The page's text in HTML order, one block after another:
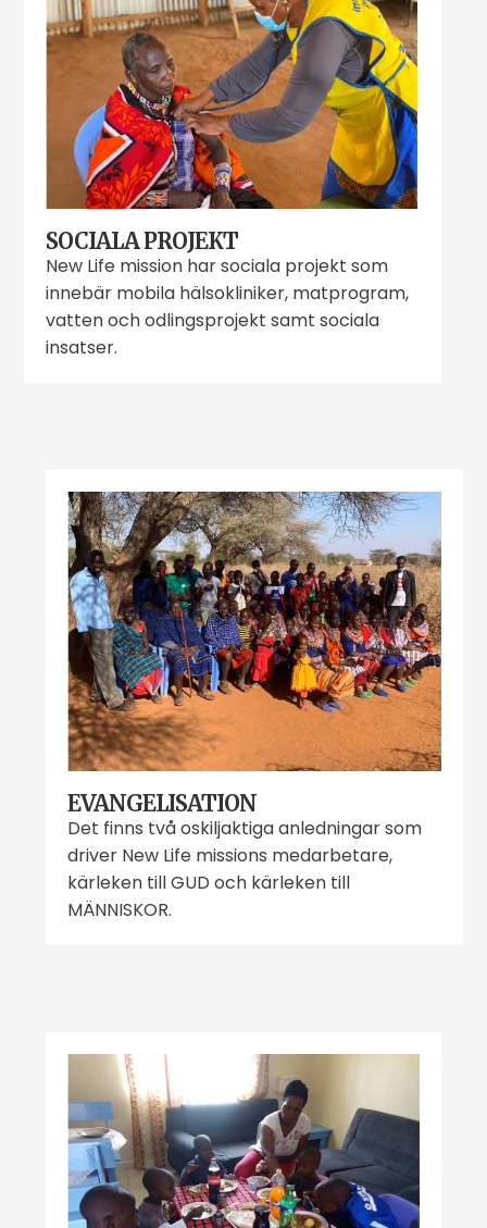
SOCIALA PROJEKT
New Life mission har sociala projekt som
innebär mobila hälsokliniker, matprogram,
vatten och odlingsprojekt samt sociala
insatser.
EVANGELISATION
Det finns två oskiljaktiga anledningar som
driver New Life missions medarbetare,
kärleken till GUD och kärleken till
MÄNNISKOR.